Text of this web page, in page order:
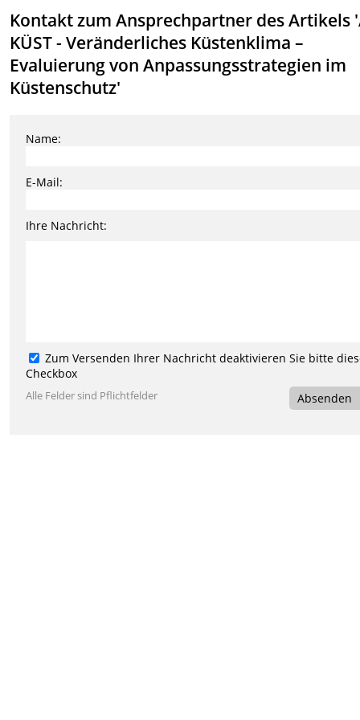
Kontakt zum Ansprechpartner des Artikels
KÜST - Veränderliches Küstenklima –
Evaluierung von Anpassungsstrategien im
Küstenschutz'
Name:
E-Mail:
Ihre Nachricht:
Zum Versenden Ihrer Nachricht deaktivieren Sie bitte
Checkbox
Alle Felder sind Pflichtfelder Absenden